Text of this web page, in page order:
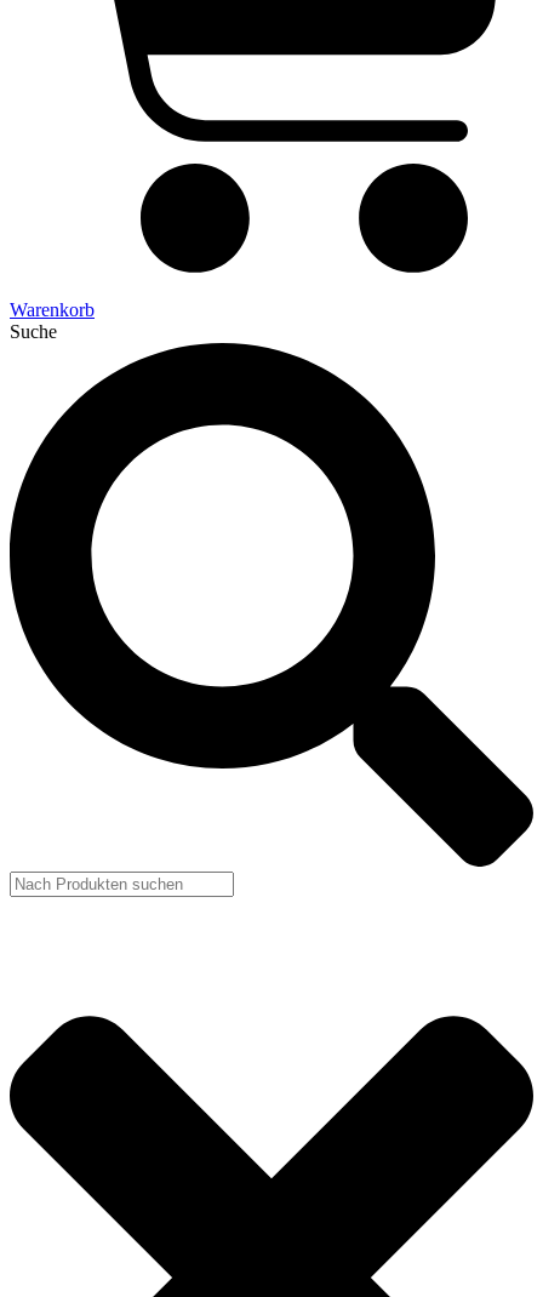
Warenkorb
Suche